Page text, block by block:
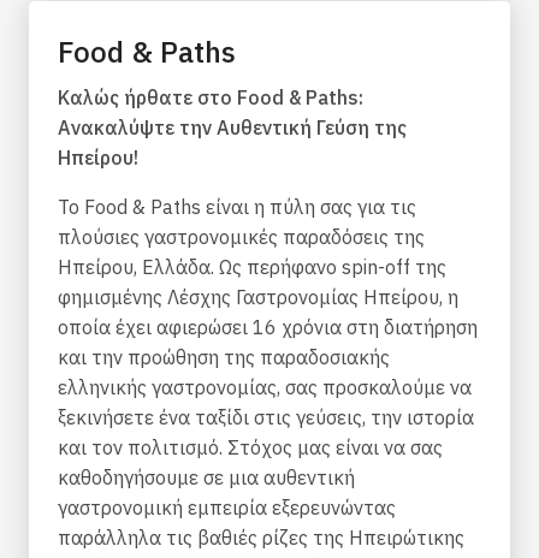
Food & Paths
Καλώς ήρθατε στο Food & Paths:
Ανακαλύψτε την Αυθεντική Γεύση της
Ηπείρου!
Το Food & Paths είναι η πύλη σας για τις
πλούσιες γαστρονομικές παραδόσεις της
Ηπείρου, Ελλάδα. Ως περήφανο spin-off της
φημισμένης Λέσχης Γαστρονομίας Ηπείρου, η
οποία έχει αφιερώσει 16 χρόνια στη διατήρηση
και την προώθηση της παραδοσιακής
ελληνικής γαστρονομίας, σας προσκαλούμε να
ξεκινήσετε ένα ταξίδι στις γεύσεις, την ιστορία
και τον πολιτισμό. Στόχος μας είναι να σας
καθοδηγήσουμε σε μια αυθεντική
γαστρονομική εμπειρία εξερευνώντας
παράλληλα τις βαθιές ρίζες της Ηπειρώτικης